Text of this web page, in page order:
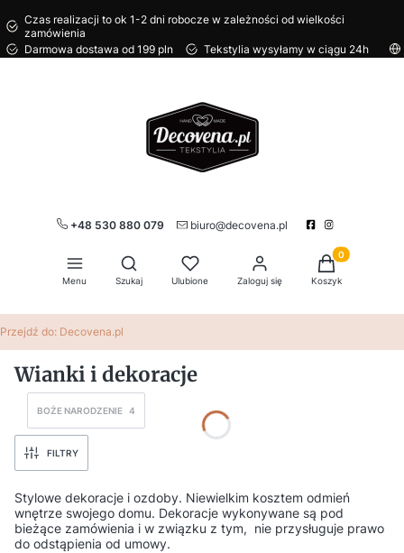
Czas realizacji to ok 1-2 dni robocze w zależności od wielkości
zamówienia
Darmowa dostawa od 199 pln
Tekstylia wysyłamy w ciągu 24h
+48 530 880 079 biuro@decovena.pl
Menu
Otwórz wyszukiwarkę
Szukaj Ulubione Zaloguj się
Produkty w
Koszyk
Przejdź do: Decovena.pl
Wianki i dekoracje
BOŻE NARODZENIE 4
FILTRY
Stylowe dekoracje i ozdoby. Niewielkim kosztem odmień
wnętrze swojego domu. Dekoracje wykonywane są pod
bieżące zamówienia i w związku z tym, nie przysługuje prawo
do odstąpienia od umowy.